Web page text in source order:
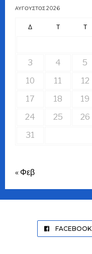
ΑΎΓΟΥΣΤΟΣ 2026
Δ Τ Τ
3
4 5
10
11 12
17
18 19
24
25 26
31
« Φεβ
FACEBOOK